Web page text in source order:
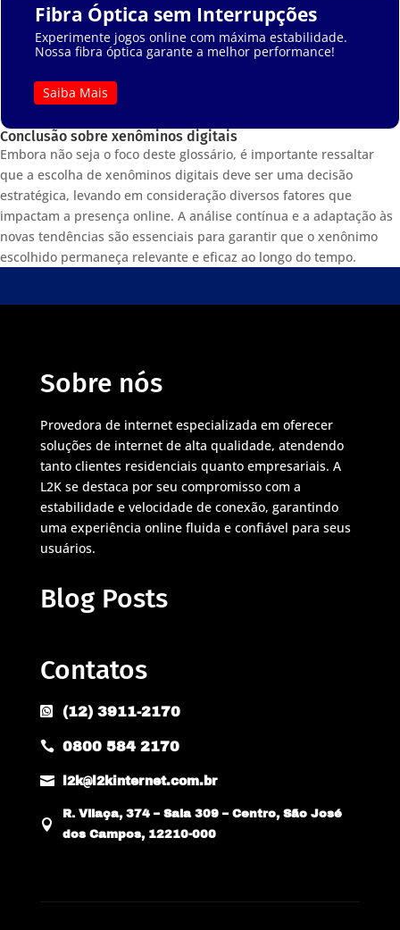
Fibra Óptica sem Interrupções
Experimente jogos online com máxima estabilidade.
Nossa fibra óptica garante a melhor performance!
Saiba Mais
Conclusão sobre xenôminos digitais
Embora não seja o foco deste glossário, é importante ressaltar
que a escolha de xenôminos digitais deve ser uma decisão
estratégica, levando em consideração diversos fatores que
impactam a presença online. A análise contínua e a adaptação às
novas tendências são essenciais para garantir que o xenônimo
escolhido permaneça relevante e eficaz ao longo do tempo.
Sobre nós
Provedora de internet especializada em oferecer
soluções de internet de alta qualidade, atendendo
tanto clientes residenciais quanto empresariais. A
L2K se destaca por seu compromisso com a
estabilidade e velocidade de conexão, garantindo
uma experiência online fluida e confiável para seus
usuários.
Blog Posts
Contatos
 (12) 3911-2170
 0800 584 2170
 l2k@l2kinternet.com.br

R. Vilaça, 374 – Sala 309 – Centro, São José
dos Campos, 12210-000